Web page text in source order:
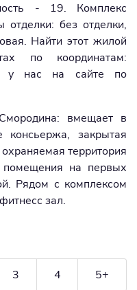
- 19. Комплекс
отделки: без отделки,
Найти этот жилой
по координатам:
у нас на сайте по
вмещает в
закрытая
территория
помещения на первых
Рядом с комплексом
зал.
3 4 5+